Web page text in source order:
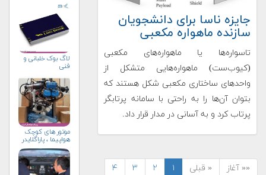
جایزه ناسا برای دانشجویان
سازنده ماهواره مکعبی
تاسواره‌ها یا ماهواره‌های مکعبی
(کیوب‌ست) ماهواره‌هایی متشکل از
واحدهای ساختاری مکعبی شکل هستند که
بتوان آن‌ها را به راحتی با سامانه پرتابگر
پرتاب کرد و به آسانی در مدار قرار داد.
«« آغاز « قبلی ۱ ۲ ۳
۴
لاگ بوک خلبانی و
فنی
موتور های کوچک
هواپیما ، پاراگلایدر